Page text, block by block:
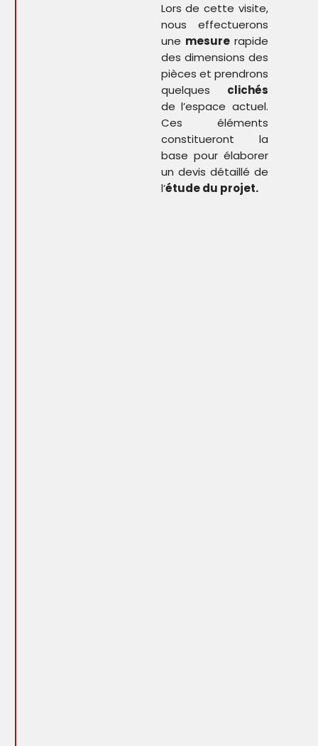
Lors de cette visite,
nous effectuerons
une mesurerapide
des dimensions des
pièces et prendrons
quelques clichés
de l’espace actuel.
Ces éléments
constitueront la
base pour élaborer
un devis détaillé de
l’étude du projet.